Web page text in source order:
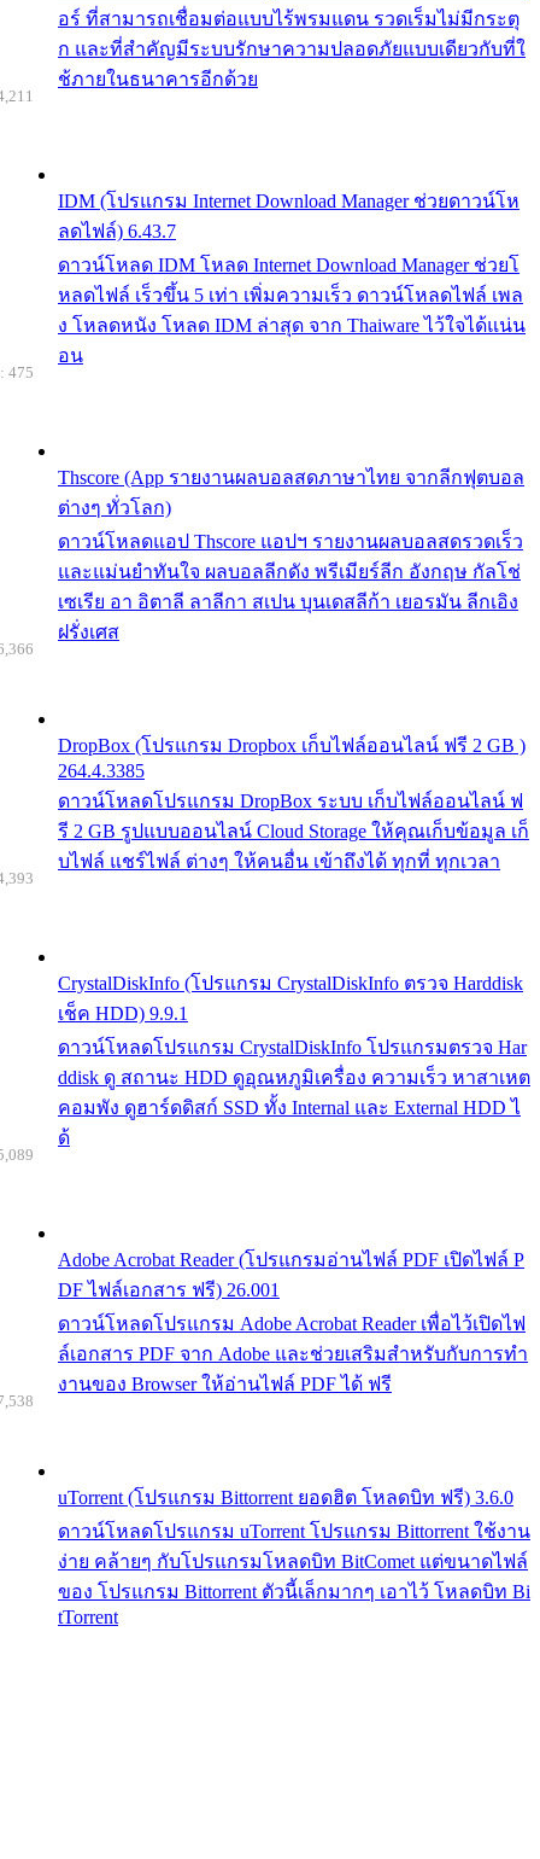
อร์ ที่สามารถเชื่อมต่อแบบไร้พรมแดน รวดเร็มไม่มีกระตุ
ก และที่สำคัญมีระบบรักษาความปลอดภัยแบบเดียวกับที่ใ
ช้ภายในธนาคารอีกด้วย
IDM (โปรแกรม Internet Download Manager ช่วยดาวน์โห
ลดไฟล์) 6.43.7
ดาวน์โหลด IDM โหลด Internet Download Manager ช่วยโ
หลดไฟล์ เร็วขึ้น 5 เท่า เพิ่มความเร็ว ดาวน์โหลดไฟล์ เพล
ง โหลดหนัง โหลด IDM ล่าสุด จาก Thaiware ไว้ใจได้แน่น
อน
Thscore (App รายงานผลบอลสดภาษาไทย จากลีกฟุตบอล
ต่างๆ ทั่วโลก)
ดาวน์โหลดแอป Thscore แอปฯ รายงานผลบอลสดรวดเร็ว
และแม่นยำทันใจ ผลบอลลีกดัง พรีเมียร์ลีก อังกฤษ กัลโช่
เซเรีย อา อิตาลี ลาลีกา สเปน บุนเดสลีก้า เยอรมัน ลีกเอิง
ฝรั่งเศส
475
DropBox (โปรแกรม Dropbox เก็บไฟล์ออนไลน์ ฟรี 2 GB )
264.4.3385
ดาวน์โหลดโปรแกรม DropBox ระบบ เก็บไฟล์ออนไลน์ ฟ
รี 2 GB รูปแบบออนไลน์ Cloud Storage ให้คุณเก็บข้อมูล เก็
บไฟล์ แชร์ไฟล์ ต่างๆ ให้คนอื่น เข้าถึงได้ ทุกที่ ทุกเวลา
CrystalDiskInfo (โปรแกรม CrystalDiskInfo ตรวจ Harddisk
เช็ค HDD) 9.9.1
ดาวน์โหลดโปรแกรม CrystalDiskInfo โปรแกรมตรวจ Har
ddisk ดู สถานะ HDD ดูอุณหภูมิเครื่อง ความเร็ว หาสาเหต
คอมพัง ดูฮาร์ดดิสก์ SSD ทั้ง Internal และ External HDD ไ
ด้
Adobe Acrobat Reader (โปรแกรมอ่านไฟล์ PDF เปิดไฟล์ P
DF ไฟล์เอกสาร ฟรี) 26.001
ดาวน์โหลดโปรแกรม Adobe Acrobat Reader เพื่อไว้เปิดไฟ
ล์เอกสาร PDF จาก Adobe และช่วยเสริมสำหรับกับการทำ
งานของ Browser ให้อ่านไฟล์ PDF ได้ ฟรี
uTorrent (โปรแกรม Bittorrent ยอดฮิต โหลดบิท ฟรี) 3.6.0
ดาวน์โหลดโปรแกรม uTorrent โปรแกรม Bittorrent ใช้งาน
ง่าย คล้ายๆ กับโปรแกรมโหลดบิท BitComet แต่ขนาดไฟล์
ของ โปรแกรม Bittorrent ตัวนี้เล็กมากๆ เอาไว้ โหลดบิท Bi
tTorrent